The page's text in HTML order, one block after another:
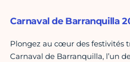
Carnaval de Barranquilla
Plongez au cœur des festivités
Carnaval de Barranquilla, l’un